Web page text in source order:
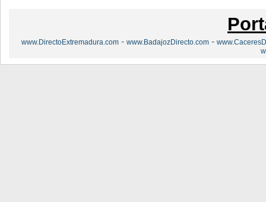
www.DirectoExtremadura.com - www.BadajozDirecto.com -